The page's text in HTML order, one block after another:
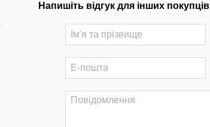
Напишіть відгук для інших покупців